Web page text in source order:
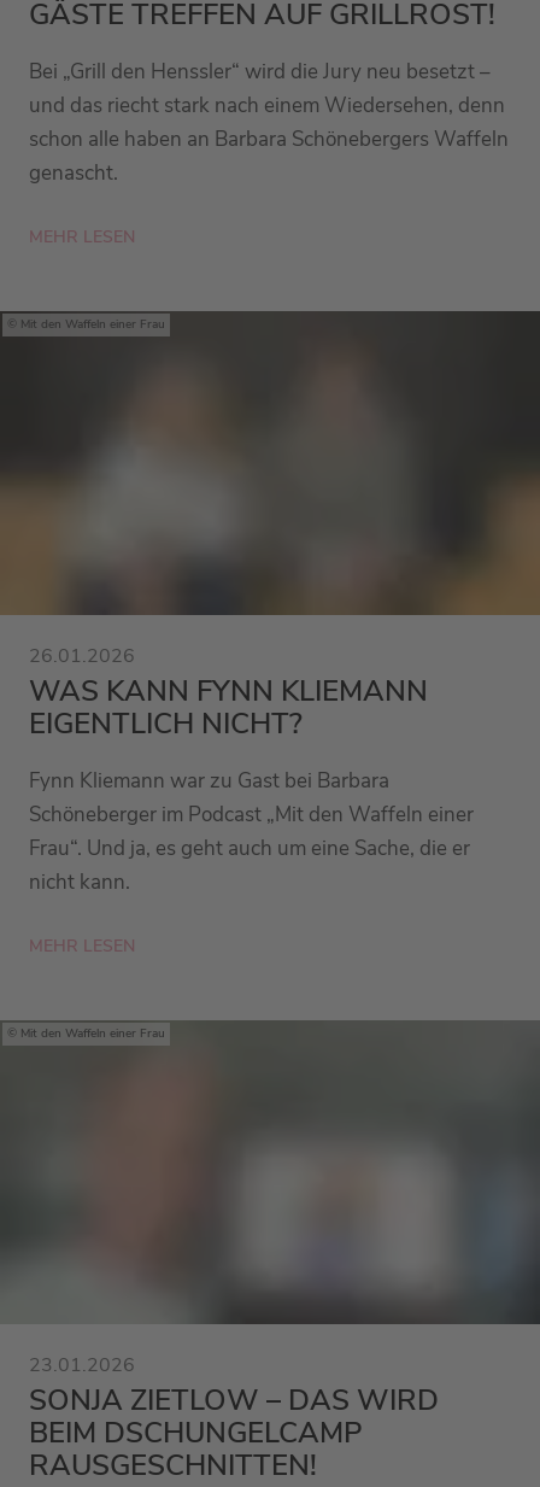
GÄSTE TREFFEN AUF GRILLROST!
Bei „Grill den Henssler“ wird die Jury neu besetzt –
und das riecht stark nach einem Wiedersehen, denn
schon alle haben an Barbara Schönebergers Waffeln
genascht.
MEHR LESEN
Mit den Waffeln einer Frau
26.01.2026
WAS KANN FYNN KLIEMANN
EIGENTLICH NICHT?
Fynn Kliemann war zu Gast bei Barbara
Schöneberger im Podcast „Mit den Waffeln einer
Frau“. Und ja, es geht auch um eine Sache, die er
nicht kann.
MEHR LESEN
Mit den Waffeln einer Frau
23.01.2026
SONJA ZIETLOW – DAS WIRD
BEIM DSCHUNGELCAMP
RAUSGESCHNITTEN!